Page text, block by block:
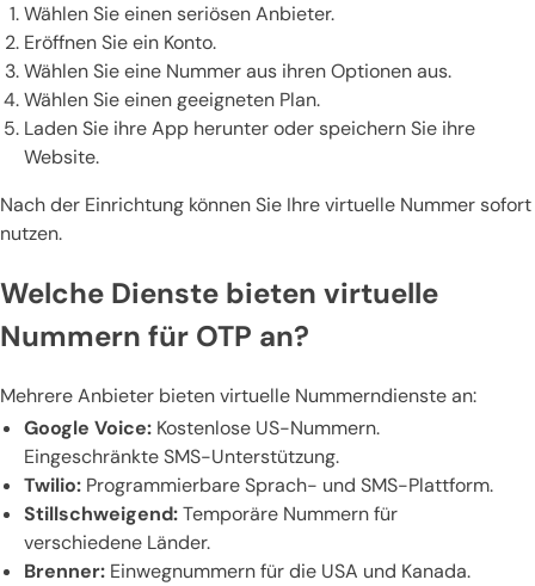
Wählen Sie einen seriösen Anbieter.
Eröffnen Sie ein Konto.
Wählen Sie eine Nummer aus ihren Optionen aus.
Wählen Sie einen geeigneten Plan.
Laden Sie ihre App herunter oder speichern Sie ihre
Website.
Nach der Einrichtung können Sie Ihre virtuelle Nummer sofort
nutzen.
Welche Dienste bieten virtuelle
Nummern für OTP an?
Mehrere Anbieter bieten virtuelle Nummerndienste an:
Google Voice: Kostenlose US-Nummern.
Eingeschränkte SMS-Unterstützung.
Twilio: Programmierbare Sprach- und SMS-Plattform.
Stillschweigend:Temporäre Nummern für
verschiedene Länder.
Brenner: Einwegnummern für die USA und Kanada.